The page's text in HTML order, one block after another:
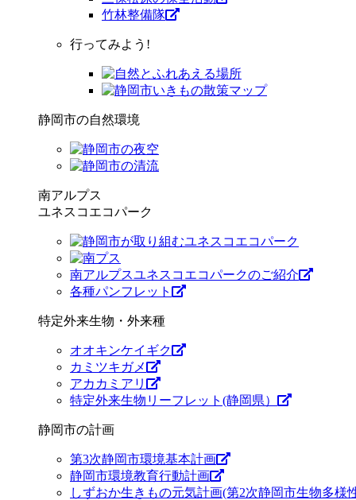
竹林整備隊
行ってみよう!
静岡市の自然環境
南アルプス
ユネスコエコパーク
南アルプスユネスコエコパークのご紹介
各種パンフレット
特定外来生物・外来種
オオキンケイギク
カミツキガメ
アカカミアリ
特定外来生物リーフレット(静岡県）
静岡市の計画
第3次静岡市環境基本計画
静岡市環境教育行動計画
しずおか生きもの元気計画(第2次静岡市生物多様